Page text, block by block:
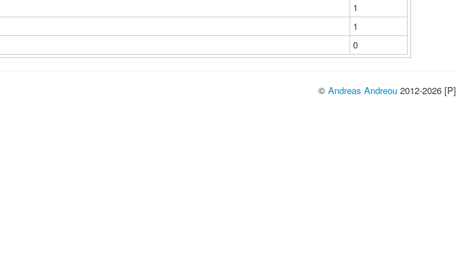
1
1
0
© Andreas Andreou 2012-2026 [P]